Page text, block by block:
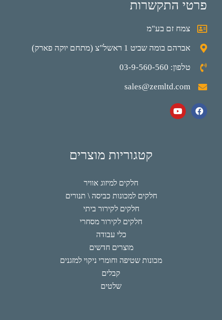
פרטי התקשרות
צמח זם בע"מ
אברהם בומה שביט 1 ראשל"צ (מתחם יוקה פארק)
טלפון: 03-9-560-560
sales@zemltd.com
קטגוריות מוצרים
חלקים למיזוג אוויר
חלקים למכונות כביסה \ תנורים
חלקים לקירור ביתי
חלקים לקירור מסחרי
כלי עבודה
מוצרים חדשים
מכונות שטיפה וחומרי ניקוי למזגנים
קבלים
שלטים